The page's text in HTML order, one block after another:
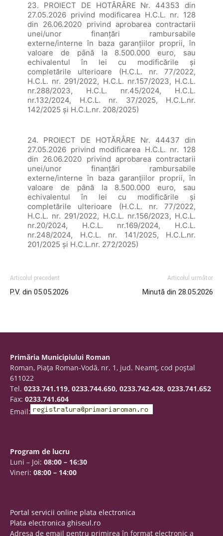
23. PROIECT DE HOTĂRÂRE Nr. 44353 din
27.05.2026 privind modificarea H.C.L. nr. 128
din 26.06.2020 privind aprobarea contractarii
unei/unor finanțări rambursabile
externe/interne în baza garanțiilor proprii, în
valoare de până la 8.500.000 euro, sau
echivalentul în lei cu modificările și
completările ulterioare (H.C.L. nr. 77/2022,
H.C.L. nr. 291/2022, H.C.L. nr.157/2023, H.C.L.
nr.288/2023, H.C.L. nr.45/2024, H.C.L.
nr.132/2024, H.C.L. nr. 37/2025, H.C.L.nr.
142/2025 și H.C.L.nr. 208/2025)
24. PROIECT DE HOTĂRÂRE Nr. 44437 din
27.05.2026 privind modificarea H.C.L. nr. 128
din 26.06.2020 privind aprobarea contractarii
unei/unor finanțări rambursabile
externe/interne în baza garanțiilor proprii, în
valoare de până la 8.500.000 euro, sau
echivalentul în lei cu modificările și
completările ulterioare (H.C.L. nr. 77/2022,
H.C.L. nr. 291/2022, H.C.L. nr.156/2023, H.C.L.
nr.20/2024, H.C.L. nr.169/2024, H.C.L.
nr.248/2024, H.C.L. nr. 141/2025, H.C.L.nr.
201/2025 și H.C.L.nr. 272/2025)
Articolul precedent
P.V. din 05.05.2026
Articolul următor
Minută din 28.05.2026
Primăria Municipiului Roman
Roman, Piaţa Roman-Vodă, nr. 1, jud. Neamţ, cod poştal
611022
Tel. 0233.741.119, 0233.744.650, 0233.742.428, 0233.741.652
Fax: 0233.741.604
Email:
Program de lucru
Luni – Joi: 08:00 – 16:30
Vineri: 08:00 – 14:00
Portal servicii online plata electronica
Plata electronica ghiseul.ro
Adresa de email pentru primirea în format electronic a